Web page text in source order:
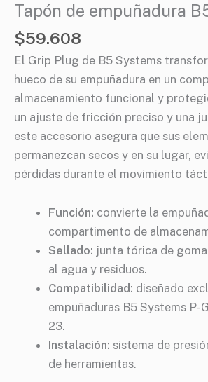
Tapón de empuñadura
$59.608
El Grip Plug de B5 Systems
hueco de su empuñadura en un
almacenamiento funcional y
un ajuste de fricción preciso y una
este accesorio asegura que sus
permanezcan secos y en su lugar,
pérdidas durante el movimiento
Función: convierte la
compartimento de
Sellado: junta tórica de
al agua y residuos.
Compatibilidad: diseñado
empuñaduras B5 Systems P-
23.
Instalación: sistema de
de herramientas.